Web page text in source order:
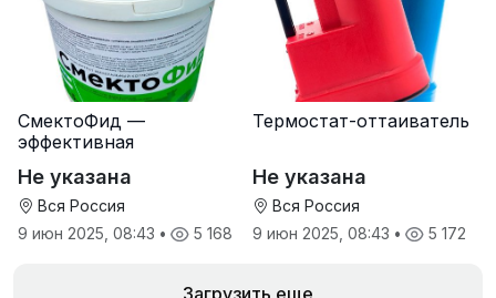
СмектоФид —
эффективная
антидиарейная
кормовая добавка для
телят
Не указана
Вся Россия
9 июн 2025, 08:43 • 5 168
Термостат-оттаиватель
Не указана
Вся Россия
9 июн 2025, 08:43 • 5 172
Загрузить еще